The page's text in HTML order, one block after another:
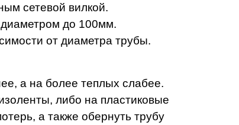
сетевой вилкой.
диаметром до 100мм.
от диаметра трубы.
а на более теплых слабее.
либо на пластиковые
а также обернуть трубу